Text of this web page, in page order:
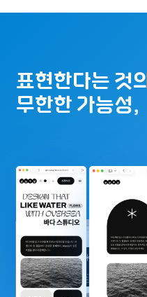
표현한다는 것의
무한한 가능성,